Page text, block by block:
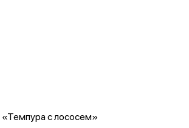
с лососем»